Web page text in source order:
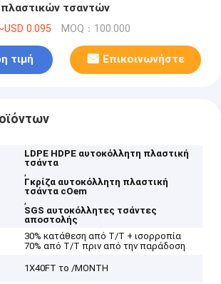
τσαντών
0.095 MOQ：100.000
τιμή Επικοινωνήστε
LDPE HDPE αυτοκόλλητη πλαστική
τσάντα
,
Γκρίζα αυτοκόλλητη πλαστική
τσάντα cOem
,
SGS αυτοκόλλητες τσάντες
αποστολής
30% κατάθεση από T/T + ισορροπία
70% από T/T πριν από την παράδοση
1X40FT το /MONTH